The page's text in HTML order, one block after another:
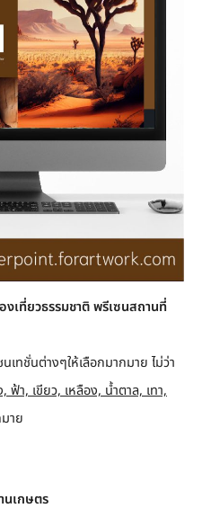
เที่ยวธรรมชาติ พรีเซนสถานที่
เทชั่นต่างๆให้เลือกมากมาย ไม่ว่า
า, เขียว, เหลือง, น้ำตาล, เทา,
าย
เกษตร